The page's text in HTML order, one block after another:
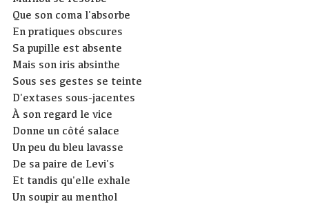
Que son coma l'absorbe
En pratiques obscures
Sa pupille est absente
Mais son iris absinthe
Sous ses gestes se teinte
D'extases sous-jacentes
À son regard le vice
Donne un côté salace
Un peu du bleu lavasse
De sa paire de Levi's
Et tandis qu'elle exhale
Un soupir au menthol